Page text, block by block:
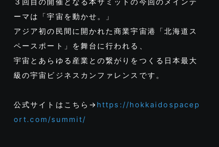
ーマは「宇宙を動かせ。」
アジア初の民間に開かれた商業宇宙港「北海道ス
ペースポート」を舞台に行われる、
宇宙とあらゆる産業との繋がりをつくる日本最大
級の宇宙ビジネスカンファレンスです。
公式サイトはこちら→ https://hokkaidospacep
ort.com/summit/